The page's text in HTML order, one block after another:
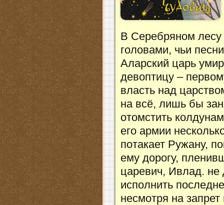
В Серебряном
головами, чьи
Аларский царь
девоптицу –
власть над
на всё, лишь бы
отомстить
его армии
потакает Ружану,
ему дорогу,
царевич, Ивлад. не
исполнить
несмотря на